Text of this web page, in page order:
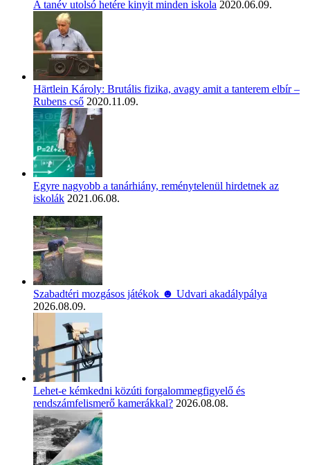
A tanév utolsó hetére kinyit minden iskola 2020.06.09.
Härtlein Károly: Brutális fizika, avagy amit a tanterem elbír –
Rubens cső 2020.11.09.
Egyre nagyobb a tanárhiány, reménytelenül hirdetnek az
iskolák 2021.06.08.
Szabadtéri mozgásos játékok ☻ Udvari akadálypálya
2026.08.09.
Lehet-e kémkedni közúti forgalommegfigyelő és
rendszámfelismerő kamerákkal? 2026.08.08.